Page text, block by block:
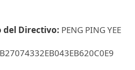
del Directivo: PENG PING YEE